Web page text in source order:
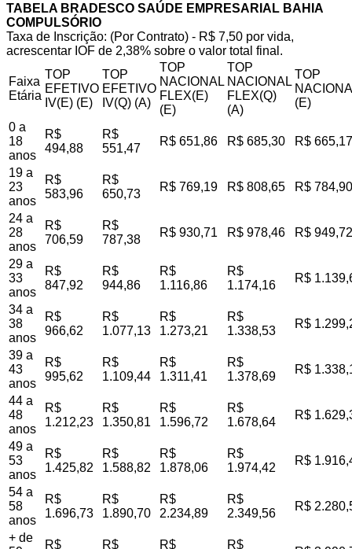
TABELA BRADESCO SAÚDE EMPRESARIAL BAHIA
COMPULSÓRIO
Taxa de Inscrição: (Por Contrato) - R$ 7,50 por vida,
acrescentar IOF de 2,38% sobre o valor total final.
Faixa
Etária
TOP
EFETIVO
IV(E) (E)
TOP
EFETIVO
IV(Q) (A)
TOP
NACIONAL
FLEX(E)
(E)
TOP
NACIONAL
FLEX(Q)
(A)
TOP
(E)
0 a
18
anos
R$
494,88
R$
551,47
R$ 651,86 R$ 685,30 R$ 665,17
19 a
23
anos
R$
583,96
R$
650,73
R$ 769,19 R$ 808,65 R$ 784,90
24 a
28
anos
R$
706,59
R$
787,38
R$ 930,71 R$ 978,46 R$ 949,72
29 a
33
anos
R$
847,92
R$
944,86
R$
1.116,86
R$
1.174,16
R$
34 a
38
anos
R$
966,62
R$
1.077,13
R$
1.273,21
R$
1.338,53
R$
39 a
43
anos
R$
995,62
R$
1.109,44
R$
1.311,41
R$
1.378,69
R$
44 a
48
anos
R$
1.212,23
R$
1.350,81
R$
1.596,72
R$
1.678,64
R$
49 a
53
anos
R$
1.425,82
R$
1.588,82
R$
1.878,06
R$
1.974,42
R$
54 a
58
anos
R$
1.696,73
R$
1.890,70
R$
2.234,89
R$
2.349,56
R$
+ de
R$
R$
R$
R$